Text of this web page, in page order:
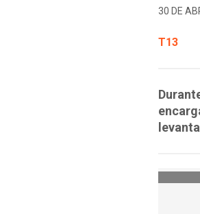
30 DE
T13